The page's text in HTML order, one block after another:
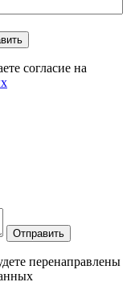
согласие на
Отправить
перенаправлены